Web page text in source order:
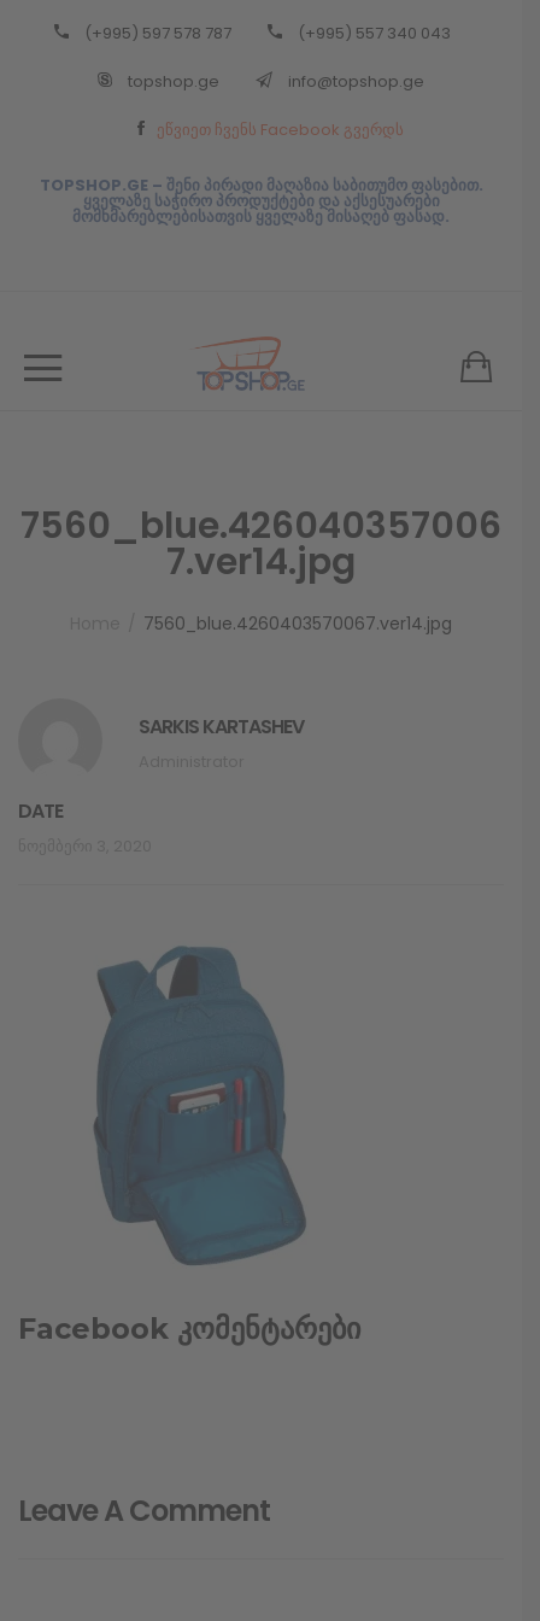
(+995) 597 578 787 (+995) 557 340 043
topshop.ge info@topshop.ge
ეწვიეთ ჩვენს Facebook გვერდს
TOPSHOP.GE – შენი პირადი მაღაზია საბითუმო ფასებით.
ყველაზე საჭირო პროდუქტები და აქსესუარები
მომხმარებლებისათვის ყველაზე მისაღებ ფასად.
7560_blue.426040357006
7.ver14.jpg
7560_blue.4260403570067.ver14.jpg
SARKIS KARTASHEV
DATE
Facebook კომენტარები
Leave A Comment
Back